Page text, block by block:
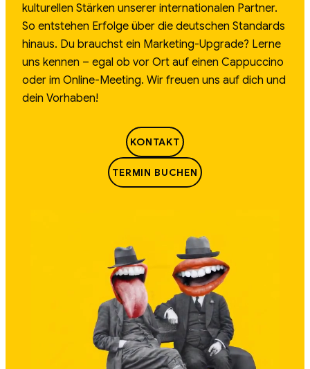
kulturellen Stärken unserer internationalen Partner.
So entstehen Erfolge über die deutschen Standards
hinaus. Du brauchst ein Marketing-Upgrade? Lerne
uns kennen – egal ob vor Ort auf einen Cappuccino
oder im Online-Meeting. Wir freuen uns auf dich und
dein Vorhaben!
KONTAKT
TERMIN BUCHEN